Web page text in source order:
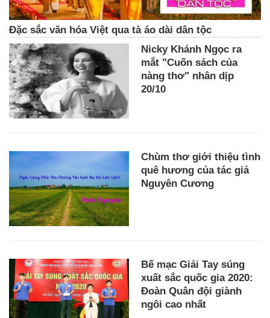
Đặc sắc văn hóa Việt qua tà áo dài dân tộc
Nicky Khánh Ngọc ra
mắt "Cuốn sách của
nàng thơ" nhân dịp
20/10
Chùm thơ giới thiệu tình
quê hương của tác giả
Nguyên Cương
Bế mạc Giải Tay súng
xuất sắc quốc gia 2020:
Đoàn Quân đội giành
ngôi cao nhất